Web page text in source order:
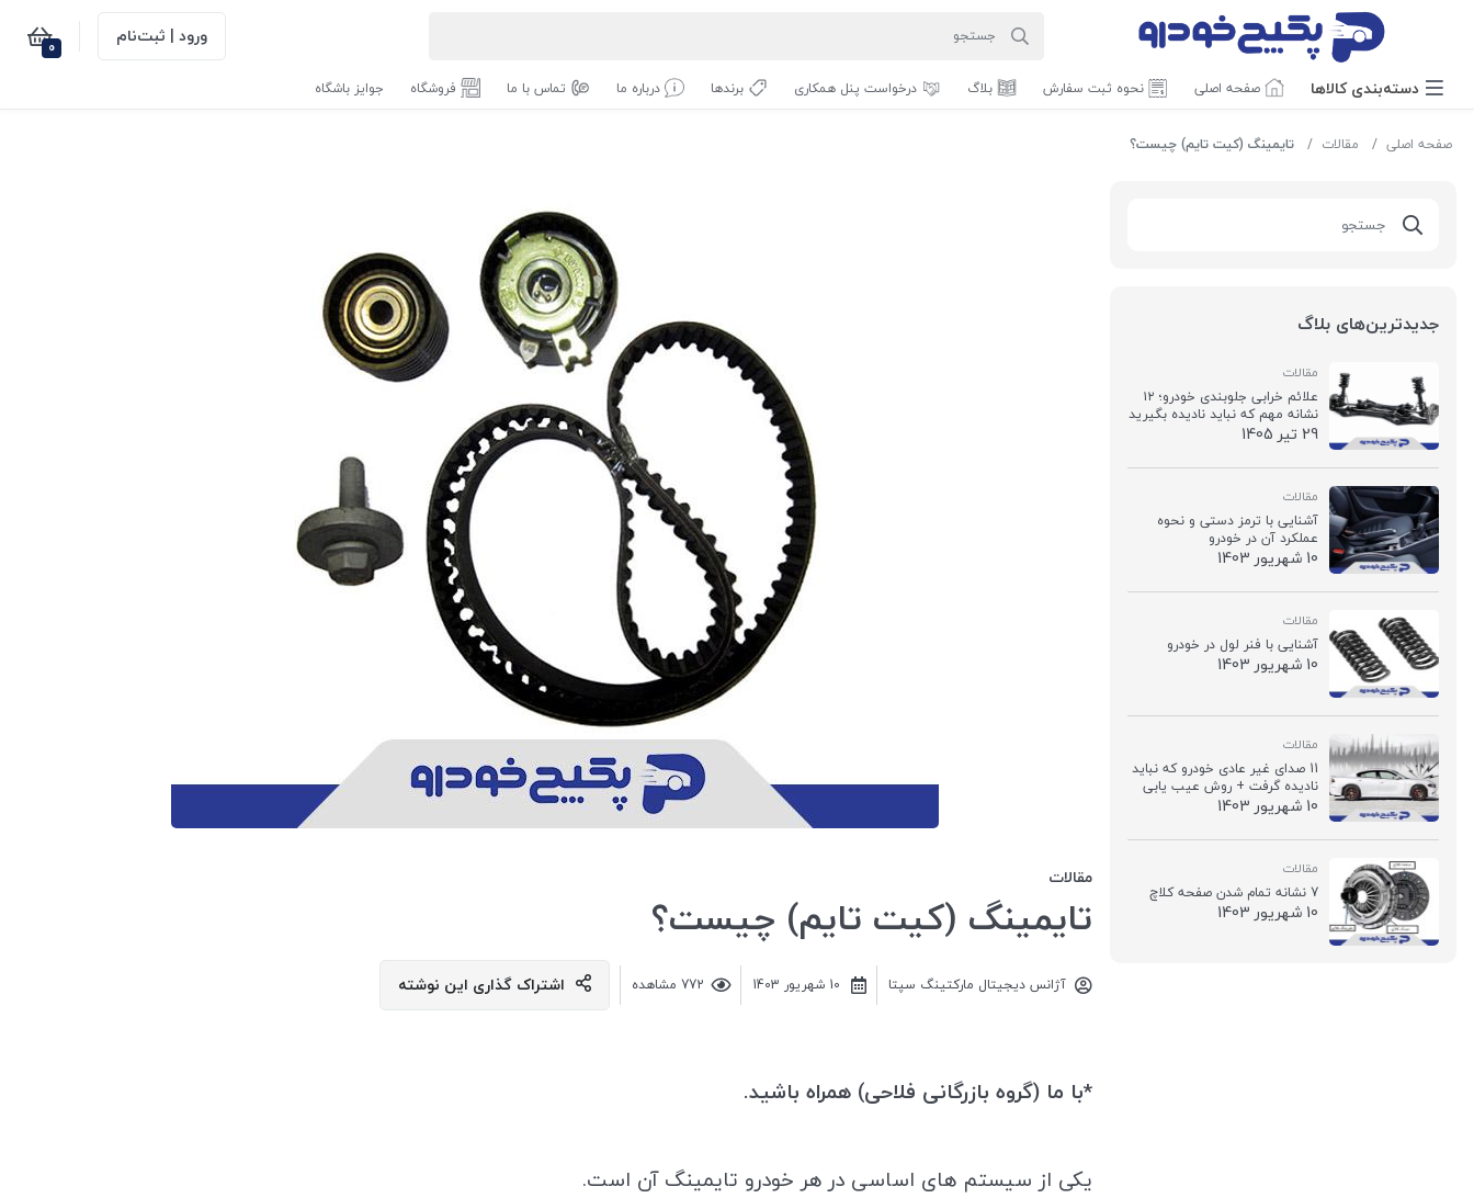
ورود | ثبت‌نام 0
دسته‌بندی‌ کالاها صفحه اصلی نحوه ثبت سفارش بلاگ درخواست پنل همکاری برندها درباره ما تماس با ما فروشگاه جوایز باشگاه
صفحه اصلی مقالات تایمینگ (کیت تایم) چیست؟
جدیدترین‌های بلاگ
مقالات
علائم خرابی جلوبندی خودرو؛ ۱۲
نشانه مهم که نباید نادیده بگیرید
29 تير 1405
مقالات
آشنایی با ترمز دستی و نحوه
عملکرد آن در خودرو
10 شهريور 1403
مقالات
آشنایی با فنر لول در خودرو
10 شهريور 1403
مقالات
11 صدای غیر عادی خودرو که نباید
نادیده گرفت + روش عیب یابی
10 شهريور 1403
مقالات
7 نشانه تمام شدن صفحه کلاچ
10 شهريور 1403
مقالات
تایمینگ (کیت تایم) چیست؟
آژانس دیجیتال مارکتینگ سپتا 10 شهريور 1403 772 مشاهده اشتراک گذاری این نوشته
*با ما (گروه بازرگانی فلاحی) همراه باشید.
یکی از سیستم های اساسی در هر خودرو تایمینگ آن است.